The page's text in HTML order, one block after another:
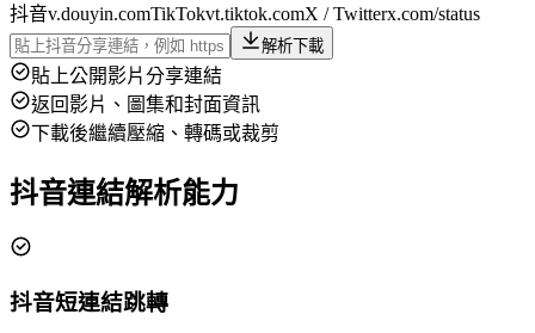
抖音v.douyin.comTikTokvt.tiktok.comX / Twitterx.com/status
解析下載
貼上公開影片分享連結
返回影片、圖集和封面資訊
下載後繼續壓縮、轉碼或裁剪
抖音連結解析能力
抖音短連結跳轉